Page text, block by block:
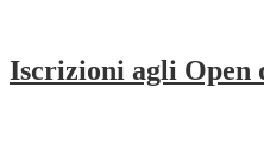
Iscrizioni agli Open